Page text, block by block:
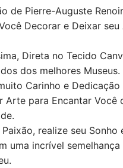
de Pierre-Auguste
Decorar e Deixar seu
Direta no Tecido
dos melhores Museus.
Carinho e Dedicação
Arte para Encantar Você
realize seu Sonho
uma incrível